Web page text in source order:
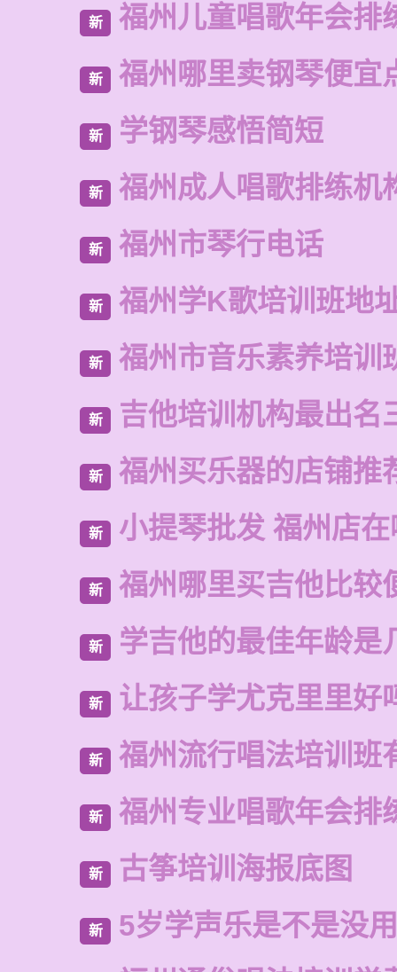
新 福州儿童唱歌年会排
新 福州哪里卖钢琴便宜
新 学钢琴感悟简短
新 福州成人唱歌排练机
新 福州市琴行电话
新 福州学K歌培训班地
新 福州市音乐素养培训
新 吉他培训机构最出名
新 福州买乐器的店铺推
新 小提琴批发 福州店
新 福州哪里买吉他比较
新 学吉他的最佳年龄是
新 让孩子学尤克里里好
新 福州流行唱法培训班
新 福州专业唱歌年会排
新 古筝培训海报底图
新
5岁学声乐是不是没用